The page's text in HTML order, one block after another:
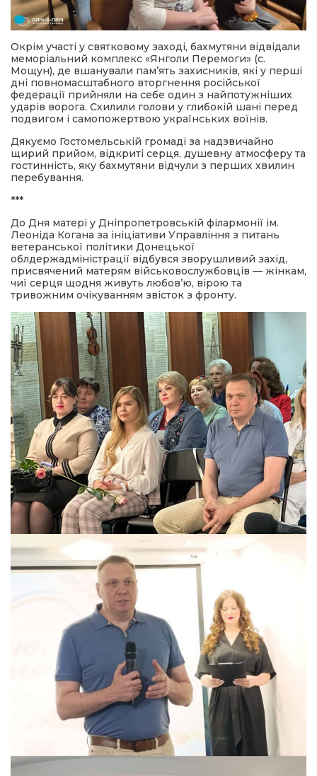
Окрім участі у святковому заході, бахмутяни відвідали
меморіальний комплекс «Янголи Перемоги» (с.
Мощун), де вшанували пам’ять захисників, які у перші
дні повномасштабного вторгнення російської
федерації прийняли на себе один з найпотужніших
ударів ворога. Схилили голови у глибокій шані перед
подвигом і самопожертвою українських воїнів.
Дякуємо Гостомельській громаді за надзвичайно
щирий прийом, відкриті серця, душевну атмосферу та
гостинність, яку бахмутяни відчули з перших хвилин
перебування.
***
До Дня матері у Дніпропетровській філармонії ім.
Леоніда Когана за ініціативи Управління з питань
ветеранської політики Донецької
облдержадміністрації відбувся зворушливий захід,
присвячений матерям військовослужбовців — жінкам,
чиї серця щодня живуть любов’ю, вірою та
тривожним очікуванням звісток з фронту.